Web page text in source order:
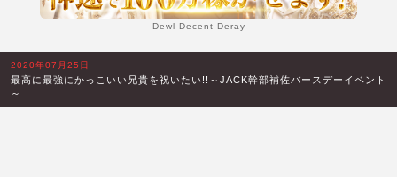
Dewl Decent Deray
2020年07月25日
最高に最強にかっこいい兄貴を祝いたい!!～JACK幹部補佐バースデーイベント
～